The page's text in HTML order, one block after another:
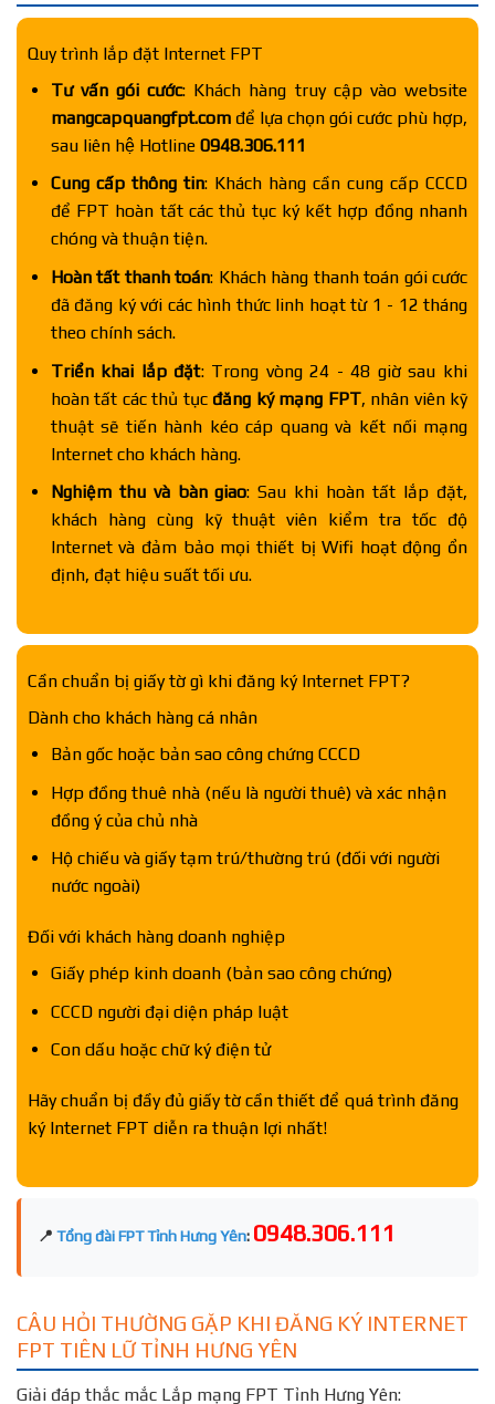
Quy trình lắp đặt Internet FPT
Tư vấn gói cước: Khách hàng truy cập vào website
mangcapquangfpt.comđể lựa chọn gói cước phù hợp,
sau liên hệ Hotline 0948.306.111
Cung cấp thông tin: Khách hàng cần cung cấp CCCD
để FPT hoàn tất các thủ tục ký kết hợp đồng nhanh
chóng và thuận tiện.
Hoàn tất thanh toán: Khách hàng thanh toán gói cước
đã đăng ký với các hình thức linh hoạt từ 1 - 12 tháng
theo chính sách.
Triển khai lắp đặt: Trong vòng 24 - 48 giờ sau khi
hoàn tất các thủ tục đăng ký mạng FPT, nhân viên kỹ
thuật sẽ tiến hành kéo cáp quang và kết nối mạng
Internet cho khách hàng.
Nghiệm thu và bàn giao: Sau khi hoàn tất lắp đặt,
khách hàng cùng kỹ thuật viên kiểm tra tốc độ
Internet và đảm bảo mọi thiết bị Wifi hoạt động ổn
định, đạt hiệu suất tối ưu.
Cần chuẩn bị giấy tờ gì khi đăng ký Internet FPT?
Dành cho khách hàng cá nhân
Bản gốc hoặc bản sao công chứng CCCD
Hợp đồng thuê nhà (nếu là người thuê) và xác nhận
đồng ý của chủ nhà
Hộ chiếu và giấy tạm trú/thường trú (đối với người
nước ngoài)
Đối với khách hàng doanh nghiệp
Giấy phép kinh doanh (bản sao công chứng)
CCCD người đại diện pháp luật
Con dấu hoặc chữ ký điện tử
Hãy chuẩn bị đầy đủ giấy tờ cần thiết để quá trình đăng
ký Internet FPT diễn ra thuận lợi nhất!
📍 Tổng đài FPT Tỉnh Hưng Yên: 0948.306.111
CÂU HỎI THƯỜNG GẶP KHI ĐĂNG KÝ INTERNET
FPT TIÊN LỮ TỈNH HƯNG YÊN
Giải đáp thắc mắc Lắp mạng FPT Tỉnh Hưng Yên: